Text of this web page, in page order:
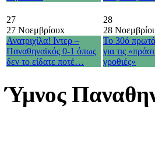
27
27 Νοεμβρίουx
Ανατριχίλα! Ιντερ –
Παναθηναϊκός 0-1 όπως
δεν το είδατε ποτέ…
28
28
Το 30ό
για τις
γροθιές»
Ύμνος